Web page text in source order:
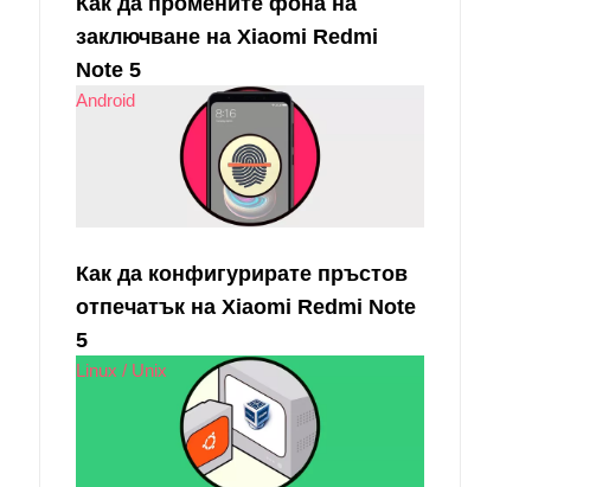
заключване на Xiaomi Redmi
Note 5
Android
Как да конфигурирате пръстов
отпечатък на Xiaomi Redmi Note
5
Linux / Unix